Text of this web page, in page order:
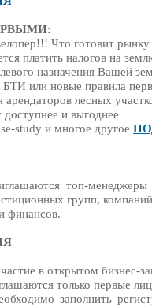
Что готовит
платить налогов на
назначения Вашей
БТИ или новые правила
лесных
доступнее и выгоднее
study и многое другое
топ-
групп,
финансов.
в открытом бизнес-
только первые
заполнить